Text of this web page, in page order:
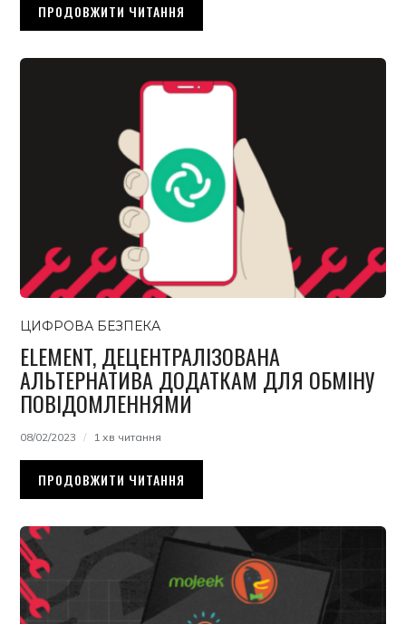
ПРОДОВЖИТИ ЧИТАННЯ
ЦИФРОВА БЕЗПЕКА
ELEMENT, ДЕЦЕНТРАЛІЗОВАНА
АЛЬТЕРНАТИВА ДОДАТКАМ ДЛЯ ОБМІНУ
ПОВІДОМЛЕННЯМИ
08/02/2023 1 хв читання
ПРОДОВЖИТИ ЧИТАННЯ